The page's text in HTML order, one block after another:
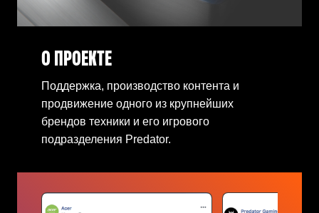
О ПРОЕКТЕ
Поддержка, производство контента и
продвижение одного из крупнейших
брендов техники и его игрового
подразделения Predator.